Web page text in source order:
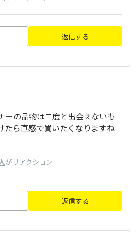
返信する
ーの品物は二度と出会えないも
たら直感で買いたくなりますね
がリアクション
返信する